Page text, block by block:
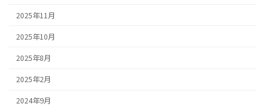
2025年11月
2025年10月
2025年8月
2025年2月
2024年9月